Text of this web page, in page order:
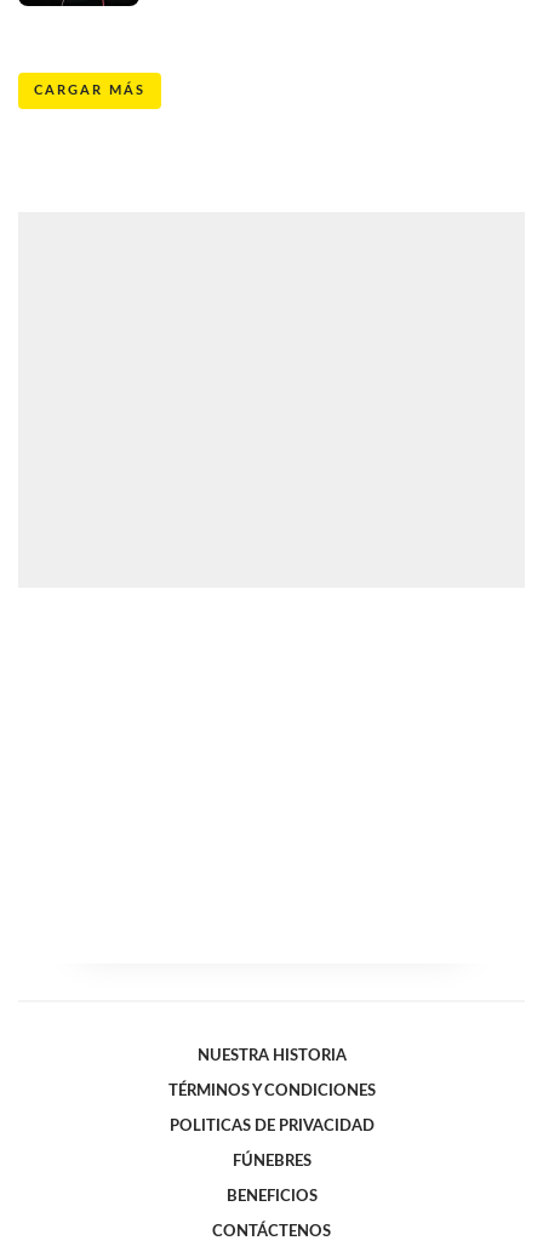
CARGAR MÁS
NUESTRA HISTORIA
TÉRMINOS Y CONDICIONES
POLITICAS DE PRIVACIDAD
FÚNEBRES
BENEFICIOS
CONTÁCTENOS